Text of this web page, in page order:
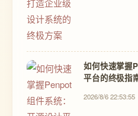
如何快速掌握
平台的终极指
2026/8/6 22:53:55